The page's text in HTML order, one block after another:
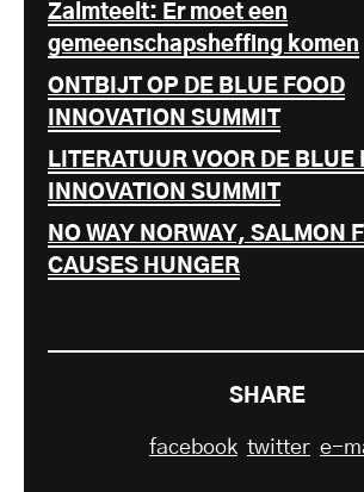
Zalmteelt: Er moet een
gemeenschapsheffing komen
ONTBIJT OP DE BLUE FOOD
INNOVATION SUMMIT
LITERATUUR VOOR DE BLUE
INNOVATION SUMMIT
NO WAY NORWAY, SALMON
CAUSES HUNGER
SHARE
facebook twitter e-